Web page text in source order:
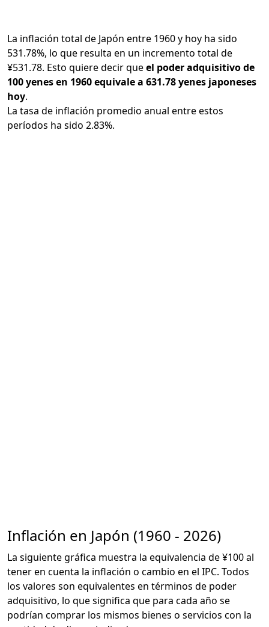
La inflación total de Japón entre 1960 y hoy ha sido
531.78%, lo que resulta en un incremento total de
¥531.78. Esto quiere decir queel poder adquisitivo de
100 yenes en 1960 equivale a 631.78 yenes japoneses
hoy.
La tasa de inflación promedio anual entre estos
períodos ha sido 2.83%.
Inflación en Japón (1960 - 2026)
La siguiente gráfica muestra la equivalencia de ¥100 al
tener en cuenta la inflación o cambio en el IPC. Todos
los valores son equivalentes en términos de poder
adquisitivo, lo que significa que para cada año se
podrían comprar los mismos bienes o servicios con la